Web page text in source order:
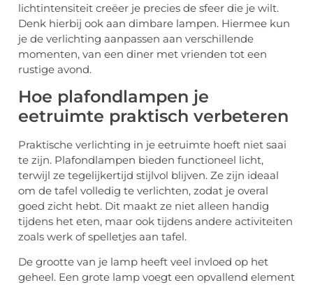
lichtintensiteit creëer je precies de sfeer die je wilt.
Denk hierbij ook aan dimbare lampen. Hiermee kun
je de verlichting aanpassen aan verschillende
momenten, van een diner met vrienden tot een
rustige avond.
Hoe plafondlampen je
eetruimte praktisch verbeteren
Praktische verlichting in je eetruimte hoeft niet saai
te zijn. Plafondlampen bieden functioneel licht,
terwijl ze tegelijkertijd stijlvol blijven. Ze zijn ideaal
om de tafel volledig te verlichten, zodat je overal
goed zicht hebt. Dit maakt ze niet alleen handig
tijdens het eten, maar ook tijdens andere activiteiten
zoals werk of spelletjes aan tafel.
De grootte van je lamp heeft veel invloed op het
geheel. Een grote lamp voegt een opvallend element